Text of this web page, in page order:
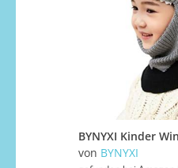
von BYNYXI